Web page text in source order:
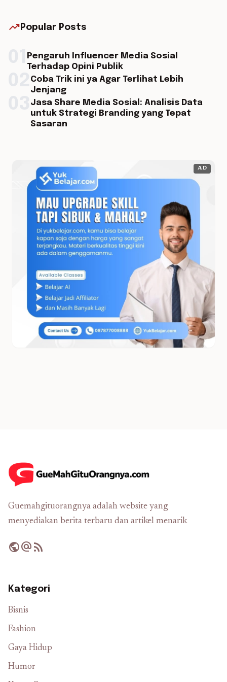
trending_up Popular Posts
Pengaruh Influencer Media Sosial
Terhadap Opini Publik
Coba Trik ini ya Agar Terlihat Lebih
Jenjang
Jasa Share Media Sosial: Analisis Data
untuk Strategi Branding yang Tepat
Sasaran
AD
Guemahgituorangnya adalah website yang
menyediakan berita terbaru dan artikel menarik
publicalternate_emailrss_feed
Kategori
Bisnis
Fashion
Gaya Hidup
Humor